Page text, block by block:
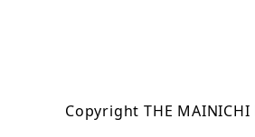
Copyright THE MAINICHI